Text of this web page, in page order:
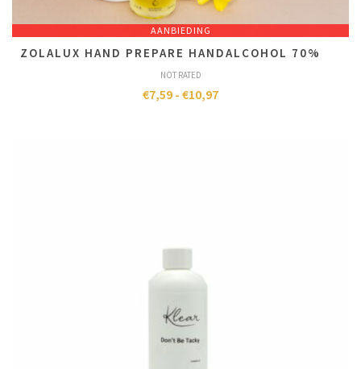
AANBIEDING
ZOLALUX HAND PREPARE HANDALCOHOL 70%
NOT RATED
€7,59 - €10,97